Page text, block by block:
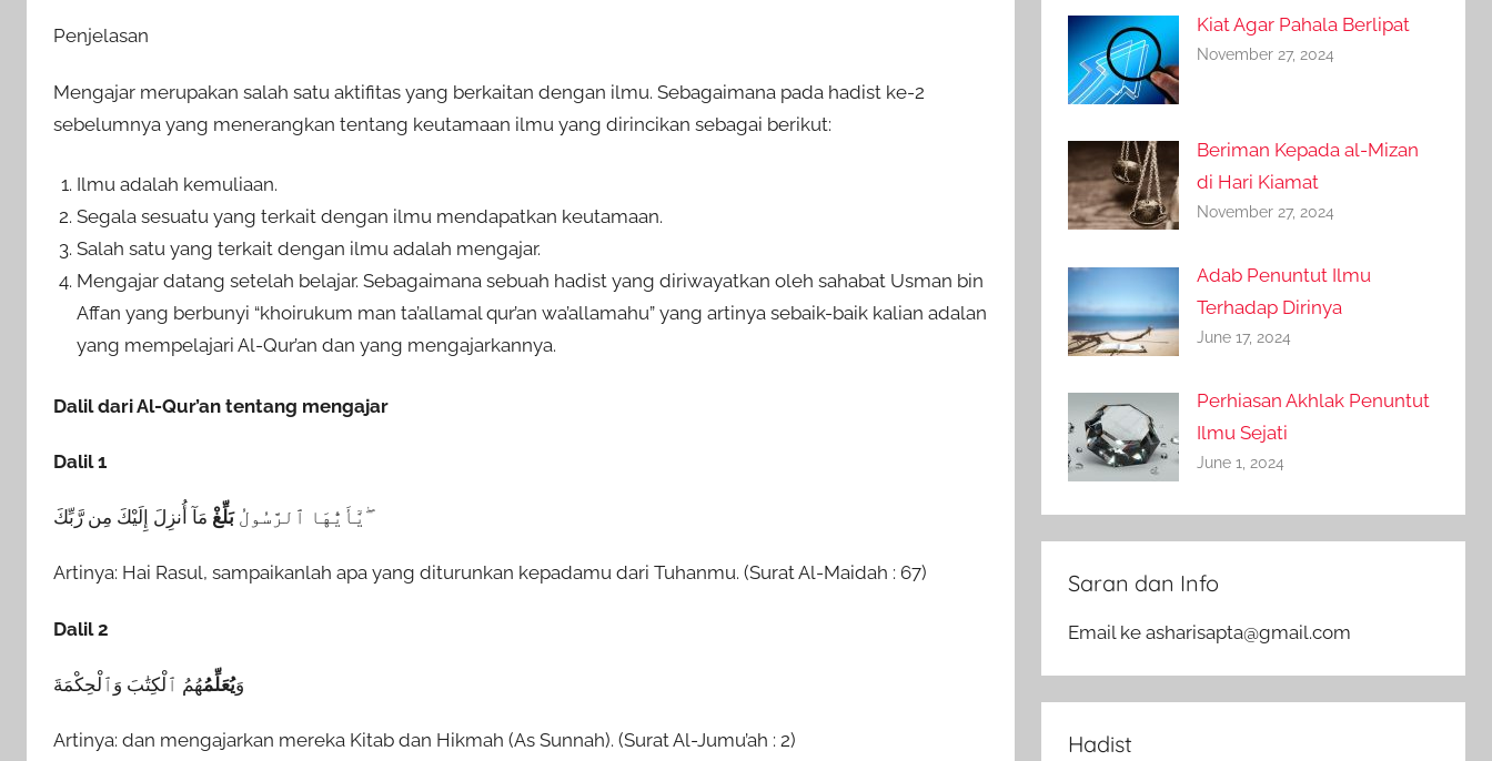
Penjelasan
Mengajar merupakan salah satu aktifitas yang berkaitan dengan ilmu. Sebagaimana pada hadist ke-2
sebelumnya yang menerangkan tentang keutamaan ilmu yang dirincikan sebagai berikut:
Ilmu adalah kemuliaan.
Segala sesuatu yang terkait dengan ilmu mendapatkan keutamaan.
Salah satu yang terkait dengan ilmu adalah mengajar.
Mengajar datang setelah belajar. Sebagaimana sebuah hadist yang diriwayatkan oleh sahabat Usman bin
Affan yang berbunyi “khoirukum man ta’allamal qur’an wa’allamahu” yang artinya sebaik-baik kalian adalan
yang mempelajari Al-Qur’an dan yang mengajarkannya.
Dalil dari Al-Qur’an tentang mengajar
Dalil 1
يَٰٓأَيُّهَا ٱلرَّسُولُبَلِّغْ مَآ أُنزِلَ إِلَيْكَ مِن رَّبِّكَ ۖ
Artinya: Hai Rasul, sampaikanlah apa yang diturunkan kepadamu dari Tuhanmu. (Surat Al-Maidah : 67)
Dalil 2
وَيُعَلِّمُهُمُ ٱلْكِتَٰبَ وَٱلْحِكْمَةَ
Artinya: dan mengajarkan mereka Kitab dan Hikmah (As Sunnah). (Surat Al-Jumu’ah : 2)
Kiat Agar Pahala Berlipat
November 27, 2024
Beriman Kepada al-Mizan
di Hari Kiamat
November 27, 2024
Adab Penuntut Ilmu
Terhadap Dirinya
June 17, 2024
Perhiasan Akhlak Penuntut
Ilmu Sejati
June 1, 2024
Saran dan Info
Email ke asharisapta@gmail.com
Hadist